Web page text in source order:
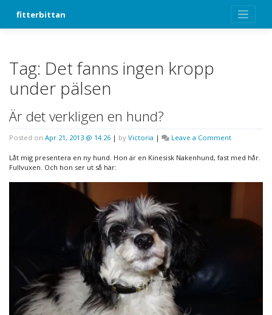
fitterbittan
Tag: Det fanns ingen kropp
under pälsen
Är det verkligen en hund?
Posted on Apr 21, 2013 @ 14:26 | by Victoria | Leave a Commenton
det
Låt mig presentera en ny hund. Hon är en Kinesisk Nakenhund, fast med hår.
Fullvuxen. Och hon ser ut så här: